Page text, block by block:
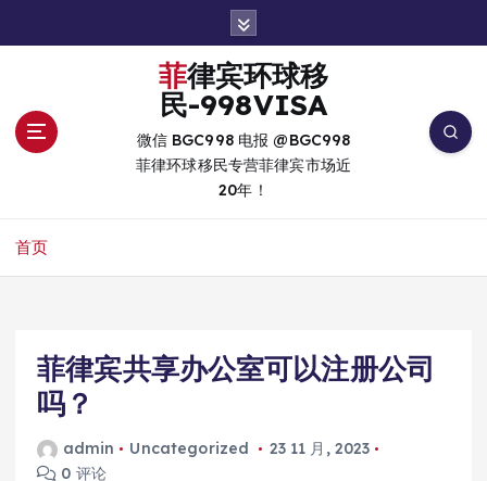
菲律宾环球移
民-998VISA
微信 BGC998 电报 @BGC998
菲律环球移民专营菲律宾市场近
20年！
首页
菲律宾共享办公室可以注册公司
吗？
admin Uncategorized
23 11 月, 2023
0 评论